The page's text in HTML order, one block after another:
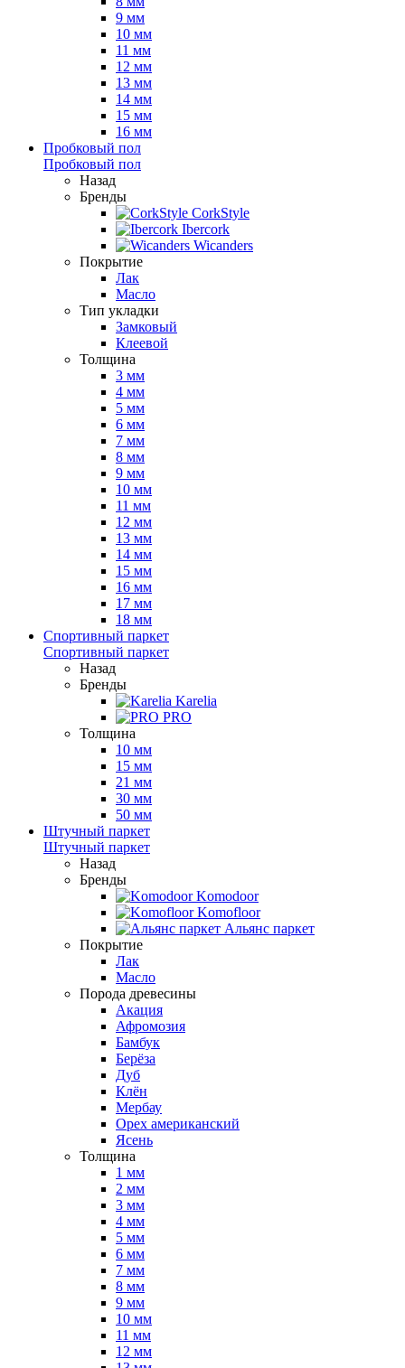
9 мм
10 мм
11 мм
12 мм
13 мм
14 мм
15 мм
16 мм
Пробковый пол
Пробковый пол
Назад
Бренды
CorkStyle
Ibercork
Wicanders
Покрытие
Лак
Масло
Тип укладки
Замковый
Клеевой
Толщина
3 мм
4 мм
5 мм
6 мм
7 мм
8 мм
9 мм
10 мм
11 мм
12 мм
13 мм
14 мм
15 мм
16 мм
17 мм
18 мм
Спортивный паркет
Спортивный паркет
Назад
Бренды
Karelia
PRO
Толщина
10 мм
15 мм
21 мм
30 мм
50 мм
Штучный паркет
Штучный паркет
Назад
Бренды
Komodoor
Komofloor
Альянс паркет
Покрытие
Лак
Масло
Порода древесины
Акация
Афромозия
Бамбук
Берёза
Дуб
Клён
Мербау
Орех американский
Ясень
Толщина
1 мм
2 мм
3 мм
4 мм
5 мм
6 мм
7 мм
8 мм
9 мм
10 мм
11 мм
12 мм